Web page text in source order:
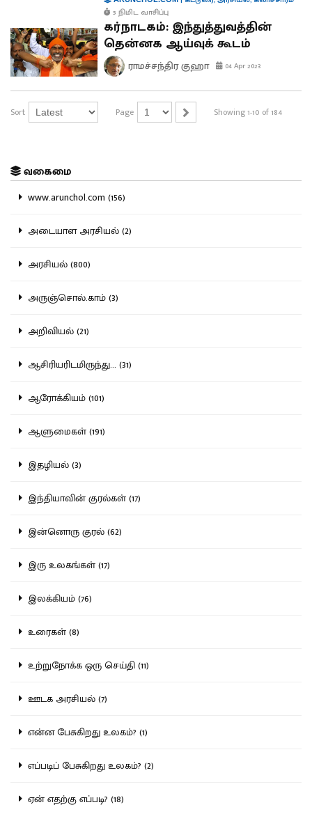
5 நிமிட வாசிப்பு
கர்நாடகம்: இந்துத்துவத்தின்
தென்னக ஆய்வுக் கூடம்
ராமச்சந்திர குஹா 04 Apr 2023
Sort Page Showing 1-10 of 184
வகைமை
www.arunchol.com (156)
அடையாள அரசியல் (2)
அரசியல் (800)
அருஞ்சொல்.காம் (3)
அறிவியல் (21)
ஆசிரியரிடமிருந்து... (31)
ஆரோக்கியம் (101)
ஆளுமைகள் (191)
இதழியல் (3)
இந்தியாவின் குரல்கள் (17)
இன்னொரு குரல் (62)
இரு உலகங்கள் (17)
இலக்கியம் (76)
உரைகள் (8)
உற்றுநோக்க ஒரு செய்தி (11)
ஊடக அரசியல் (7)
என்ன பேசுகிறது உலகம்? (1)
எப்படிப் பேசுகிறது உலகம்? (2)
ஏன் எதற்கு எப்படி? (18)